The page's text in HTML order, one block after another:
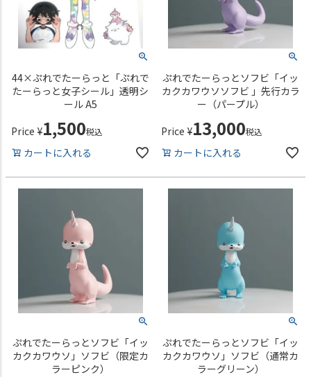
44×ぷれでたーらっと「ぷれで
たーらっと女子シール」透明シ
ール A5
Price ¥1,500税込
カートに入れる
ぷれでたーらっとソフビ「イッ
カクカワウソソフビ 」先行カラ
ー（パープル）
Price ¥13,000税込
カートに入れる
ぷれでたーらっとソフビ「イッ
カクカワウソ」ソフビ（限定カ
ラーピンク）
ぷれでたーらっとソフビ「イッ
カクカワウソ」ソフビ（通常カ
ラーグリーン）